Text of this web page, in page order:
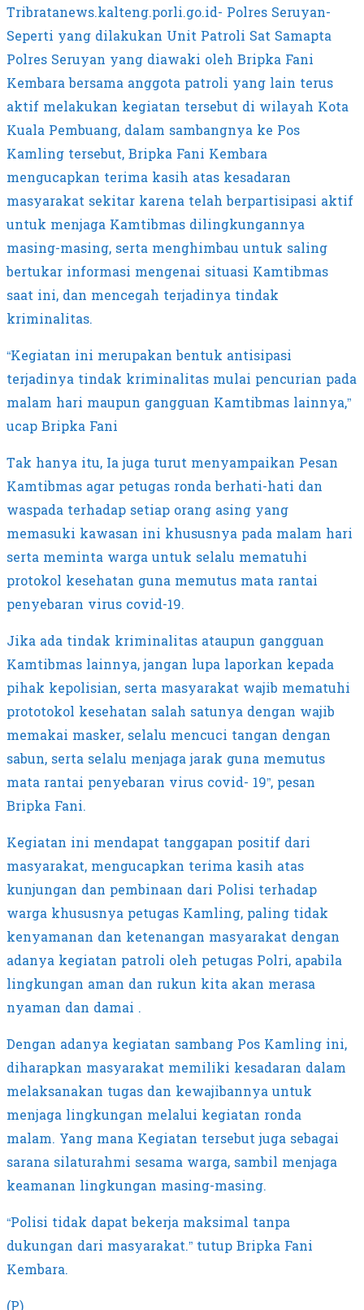
Tribratanews.kalteng.porli.go.id- Polres Seruyan-
Seperti yang dilakukan Unit Patroli Sat Samapta
Polres Seruyan yang diawaki oleh Bripka Fani
Kembara bersama anggota patroli yang lain terus
aktif melakukan kegiatan tersebut di wilayah Kota
Kuala Pembuang, dalam sambangnya ke Pos
Kamling tersebut, Bripka Fani Kembara
mengucapkan terima kasih atas kesadaran
masyarakat sekitar karena telah berpartisipasi aktif
untuk menjaga Kamtibmas dilingkungannya
masing-masing, serta menghimbau untuk saling
bertukar informasi mengenai situasi Kamtibmas
saat ini, dan mencegah terjadinya tindak
kriminalitas.
“Kegiatan ini merupakan bentuk antisipasi
terjadinya tindak kriminalitas mulai pencurian pada
malam hari maupun gangguan Kamtibmas lainnya,”
ucap Bripka Fani
Tak hanya itu, Ia juga turut menyampaikan Pesan
Kamtibmas agar petugas ronda berhati-hati dan
waspada terhadap setiap orang asing yang
memasuki kawasan ini khususnya pada malam hari
serta meminta warga untuk selalu mematuhi
protokol kesehatan guna memutus mata rantai
penyebaran virus covid-19.
Jika ada tindak kriminalitas ataupun gangguan
Kamtibmas lainnya, jangan lupa laporkan kepada
pihak kepolisian, serta masyarakat wajib mematuhi
prototokol kesehatan salah satunya dengan wajib
memakai masker, selalu mencuci tangan dengan
sabun, serta selalu menjaga jarak guna memutus
mata rantai penyebaran virus covid- 19”, pesan
Bripka Fani.
Kegiatan ini mendapat tanggapan positif dari
masyarakat, mengucapkan terima kasih atas
kunjungan dan pembinaan dari Polisi terhadap
warga khususnya petugas Kamling, paling tidak
kenyamanan dan ketenangan masyarakat dengan
adanya kegiatan patroli oleh petugas Polri, apabila
lingkungan aman dan rukun kita akan merasa
nyaman dan damai .
Dengan adanya kegiatan sambang Pos Kamling ini,
diharapkan masyarakat memiliki kesadaran dalam
melaksanakan tugas dan kewajibannya untuk
menjaga lingkungan melalui kegiatan ronda
malam. Yang mana Kegiatan tersebut juga sebagai
sarana silaturahmi sesama warga, sambil menjaga
keamanan lingkungan masing-masing.
“Polisi tidak dapat bekerja maksimal tanpa
dukungan dari masyarakat.” tutup Bripka Fani
Kembara.